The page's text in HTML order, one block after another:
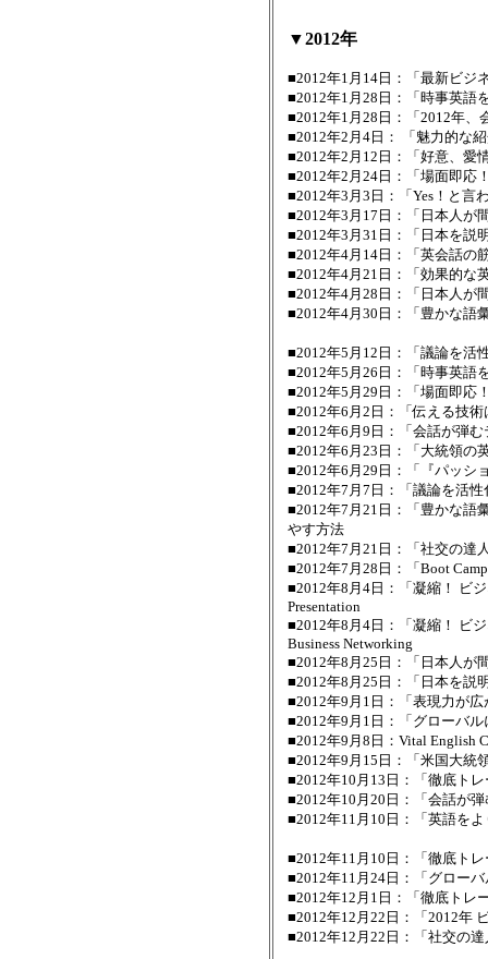
▼2012年
■2012年1月14日：「最新ビジ
■2012年1月28日：「時事英語
■2012年1月28日：「2012年、
■2012年2月4日： 「魅力的な
■2012年2月12日：「好意、愛
■2012年2月24日：「場面即応
■2012年3月3日：「Yes！と言
■2012年3月17日：「日本人が
■2012年3月31日：「日本を説
■2012年4月14日：「英会話の
■2012年4月21日：「効果的な
■2012年4月28日：「日本人が
■2012年4月30日：「豊かな語
■2012年5月12日：「議論を活
■2012年5月26日：「時事英語
■2012年5月29日：「場面即応
■2012年6月2日：「伝える技
■2012年6月9日：「会話が弾
■2012年6月23日：「大統領の
■2012年6月29日：「『パッシ
■2012年7月7日：「議論を活
■2012年7月21日：「豊かな語
やす方法
■2012年7月21日：「社交の達
■2012年7月28日：「Boot
■2012年8月4日：「凝縮！ ビ
Presentation
■2012年8月4日：「凝縮！ ビ
Business Networking
■2012年8月25日：「日本人が
■2012年8月25日：「日本を説
■2012年9月1日：「表現力が
■2012年9月1日：「グローバ
■2012年9月8日：Vital English
■2012年9月15日：「米国大統
■2012年10月13日：「徹底ト
■2012年10月20日：「会話が
■2012年11月10日：「英語を
■2012年11月10日：「徹底ト
■2012年11月24日：「グロー
■2012年12月1日：「徹底トレ
■2012年12月22日：「2012年
■2012年12月22日：「社交の